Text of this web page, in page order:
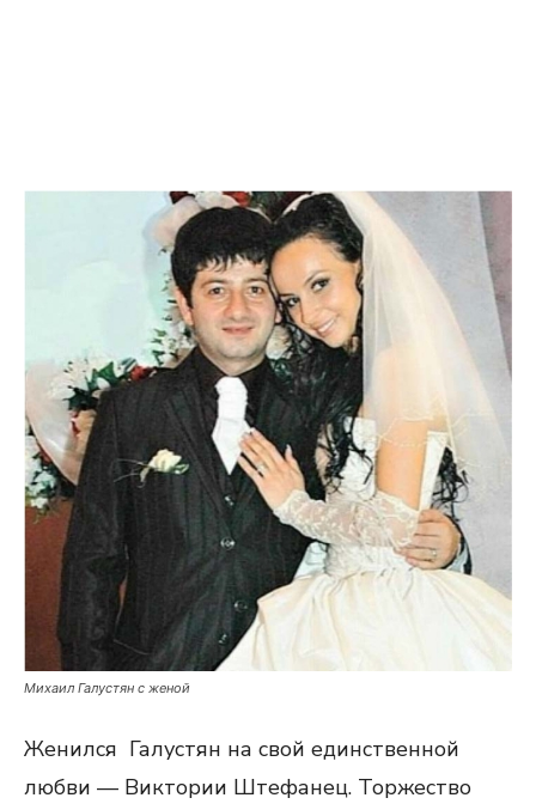
Михаил Галустян с женой
Женился Галустян на свой единственной
любви — Виктории Штефанец. Торжество